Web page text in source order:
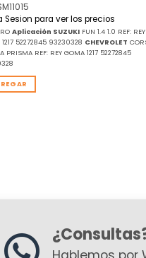
Sesion para ver los precios
Aplicación SUZUKIFUN 1.4 1.0 REF: REY
1217 52272845 93230328 CHEVROLET
PRISMA REF: REY GOMA 1217 52272845